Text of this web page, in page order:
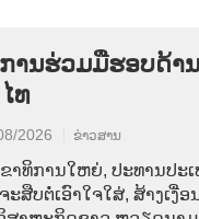
ານຮ່ວມມືຮອບດ້າ
ທ
2026 ຂ່າວສານ
າ​ທິ​ການ​ໃຫຍ່, ປະ​ທານ​ປະ​
ະ​ສືບ​ຕໍ່​ເອົາ​ໃຈ​ໃສ່, ສ້າງ​ເງື່